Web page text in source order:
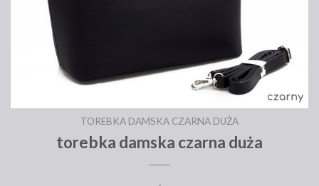
TOREBKA DAMSKA CZARNA DUŻA
torebka damska czarna duża